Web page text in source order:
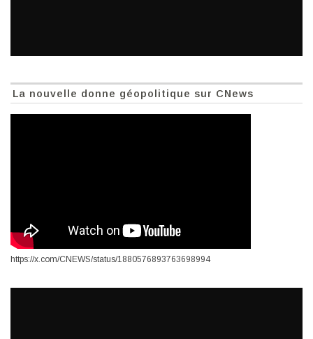
La nouvelle donne géopolitique sur CNews
https://x.com/CNEWS/status/1880576893763698994